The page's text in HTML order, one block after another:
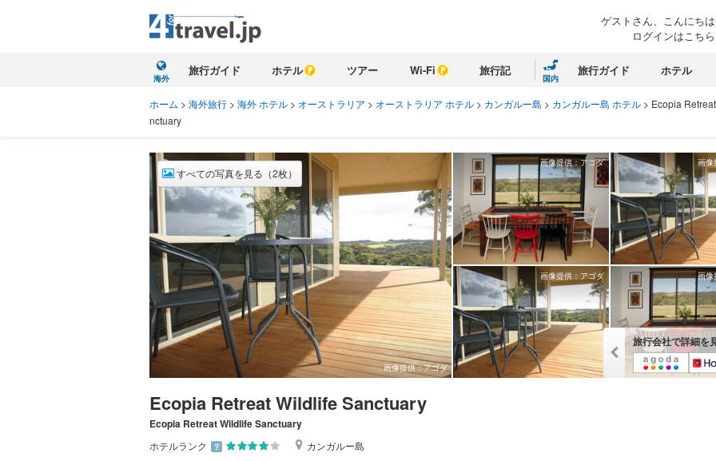
ゲストさん、こんにちは
ログインはこちら
海外
旅行ガイド ホテル ツアー Wi-Fi 旅行記
国内
旅行ガイド ホテル
ホーム > 海外旅行 > 海外 ホテル > オーストラリア > オーストラリア ホテル > カンガルー島 > カンガルー島 ホテル > Ecopia
nctuary
画像提供：アゴダ
すべての写真を見る（2枚）
画像提供：アゴダ 画像
画像提供：アゴダ 画像
旅行会社で詳細を
Ecopia Retreat Wildlife Sanctuary
Ecopia Retreat Wildlife Sanctuary
ホテルランク ？ カンガルー島